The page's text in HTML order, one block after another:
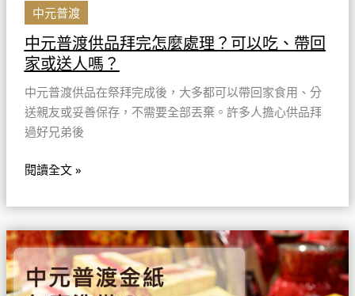
中元普渡
中元普渡供品拜完怎麼處理？可以吃、帶回
家或送人嗎？
中元普渡供品在祭拜完成後，大多都可以帶回家食用、分
送親友或妥善保存，不需要全部丟棄。許多人擔心供品拜
過好兄弟後
以
吃、
帶
回
家
或
送
嗎？
閱讀全文 »
中
元
普